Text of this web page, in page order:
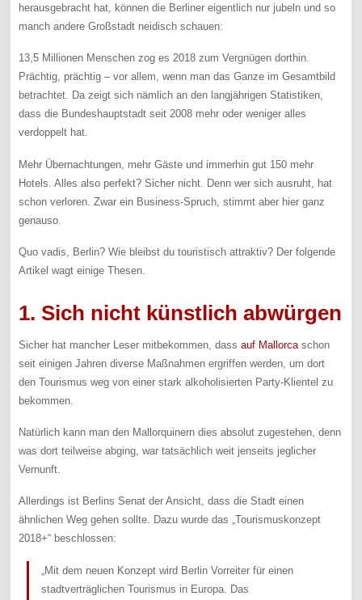
herausgebracht hat, können die Berliner eigentlich nur jubeln und so
manch andere Großstadt neidisch schauen:
13,5 Millionen Menschen zog es 2018 zum Vergnügen dorthin.
Prächtig, prächtig – vor allem, wenn man das Ganze im Gesamtbild
betrachtet. Da zeigt sich nämlich an den langjährigen Statistiken,
dass die Bundeshauptstadt seit 2008 mehr oder weniger alles
verdoppelt hat.
Mehr Übernachtungen, mehr Gäste und immerhin gut 150 mehr
Hotels. Alles also perfekt? Sicher nicht. Denn wer sich ausruht, hat
schon verloren. Zwar ein Business-Spruch, stimmt aber hier ganz
genauso.
Quo vadis, Berlin? Wie bleibst du touristisch attraktiv? Der folgende
Artikel wagt einige Thesen.
1. Sich nicht künstlich abwürgen
Sicher hat mancher Leser mitbekommen, dassauf Mallorca schon
seit einigen Jahren diverse Maßnahmen ergriffen werden, um dort
den Tourismus weg von einer stark alkoholisierten Party-Klientel zu
bekommen.
Natürlich kann man den Mallorquinern dies absolut zugestehen, denn
was dort teilweise abging, war tatsächlich weit jenseits jeglicher
Vernunft.
Allerdings ist Berlins Senat der Ansicht, dass die Stadt einen
ähnlichen Weg gehen sollte. Dazu wurde das „Tourismuskonzept
2018+“ beschlossen:
„Mit dem neuen Konzept wird Berlin Vorreiter für einen
stadtverträglichen Tourismus in Europa. Das